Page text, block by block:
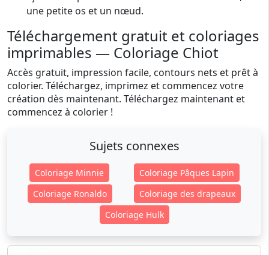
une petite os et un nœud.
Téléchargement gratuit et coloriages
imprimables — Coloriage Chiot
Accès gratuit, impression facile, contours nets et prêt à
colorier. Téléchargez, imprimez et commencez votre
création dès maintenant. Téléchargez maintenant et
commencez à colorier !
Sujets connexes
Coloriage Minnie
Coloriage Pâques Lapin
Coloriage Ronaldo
Coloriage des drapeaux
Coloriage Hulk